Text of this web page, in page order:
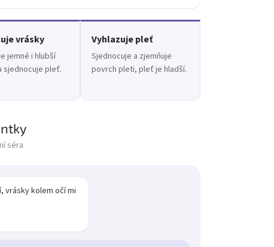
vrásky
jemné i hlubší
sjednocuje pleť.
Vyhlazuje pleť
Sjednocuje a zjemňuje
povrch pleti, pleť je hladší.
séra
vrásky kolem očí mi